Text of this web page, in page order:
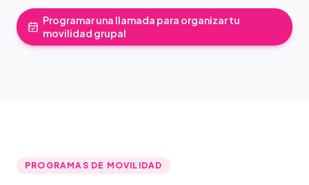
Programar una llamada para organizar tu
movilidad grupal
PROGRAMAS DE MOVILIDAD